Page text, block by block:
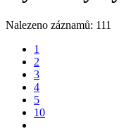
Nalezeno záznamů: 111
1
2
3
4
5
10